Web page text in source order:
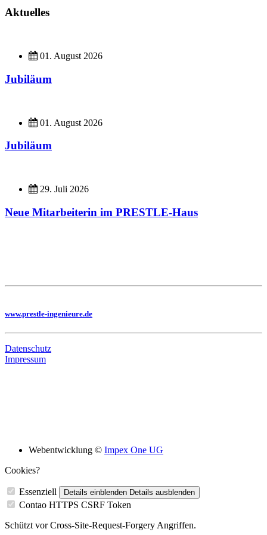
Aktuelles
01. August 2026
Jubiläum
01. August 2026
Jubiläum
29. Juli 2026
Neue Mitarbeiterin im PRESTLE-Haus
www.prestle-ingenieure.de
Datenschutz
Impressum
Webentwicklung © Impex One UG
Cookies?
Essenziell Details einblenden Details ausblenden
Contao HTTPS CSRF Token
Schützt vor Cross-Site-Request-Forgery Angriffen.